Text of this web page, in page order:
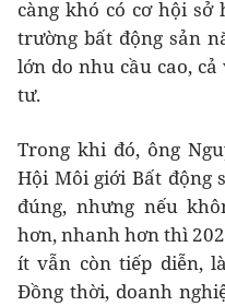
càng khó có cơ hội
trường bất động sản
lớn do nhu cầu cao,
tư.
Trong khi đó, ông
Hội Môi giới Bất động
đúng, nhưng nếu
hơn, nhanh hơn thì
ít vẫn còn tiếp diễn,
Đồng thời, doanh